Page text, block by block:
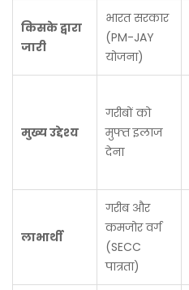
किसके द्वारा
जारी
भारत सरकार
(PM-JAY
योजना)
मुख्य उद्देश्य
गरीबों को
मुफ्त इलाज
देना
लाभार्थी
गरीब और
कमजोर वर्ग
(SECC
पात्रता)